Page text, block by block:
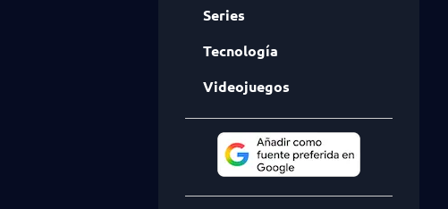
Series
Tecnología
Videojuegos